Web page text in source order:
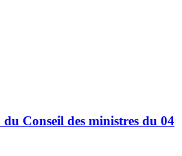
Conseil des ministres du 04